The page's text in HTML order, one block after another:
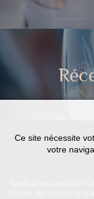
Maison des vins du
Ce site nécessite
votre